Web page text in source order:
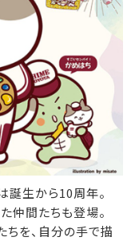
誕生から10周年。
た仲間たちも登場。
ちを、自分の手で描